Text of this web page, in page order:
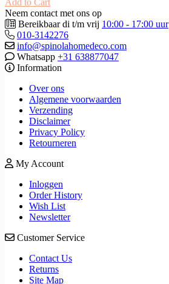
Add to Cart
Neem contact met ons op
Bereikbaar di t/m vrij 10:00 - 17:00 uur
010-3142276
info@spinolahomedeco.com
Whatsapp +31 638877047
Information
Over ons
Algemene voorwaarden
Verzending
Disclaimer
Privacy Policy
Retourneren
My Account
Inloggen
Order History
Wish List
Newsletter
Customer Service
Contact Us
Returns
Site Map